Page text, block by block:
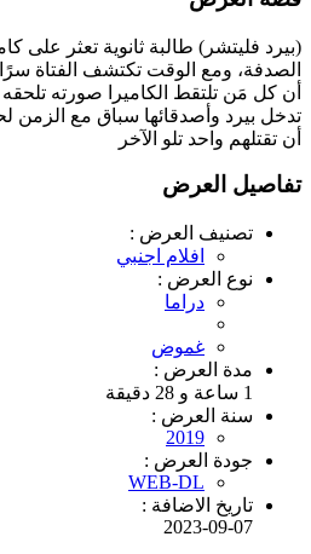
(بيرد فليتشر) طالبة ثانوية تعثر على
الصدفة، ومع الوقت تكتشف الفتاة سرًا
أن كل مَن تلتقط الكاميرا صورته تلحقه
تدخل بيرد وأصدقائها سباق مع الزمن
أن تقتلهم واحد تلو الآخر
تفاصيل العرض
تصنيف العرض :
افلام اجنبي
نوع العرض :
دراما
غموض
مدة العرض :
1 ساعة و 28 دقيقة
سنة العرض :
2019
جودة العرض :
WEB-DL
تاريخ الاضافة :
2023-09-07